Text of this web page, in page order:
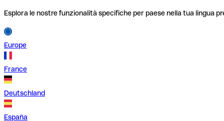
Esplora le nostre funzionalità specifiche per paese nella tua lingua
Europe
France
Deutschland
España